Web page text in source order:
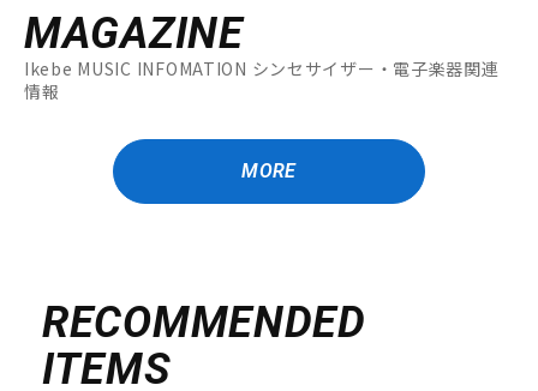
MAGAZINE
Ikebe MUSIC INFOMATION シンセサイザー・電子楽器関連
情報
MORE
RECOMMENDED
ITEMS